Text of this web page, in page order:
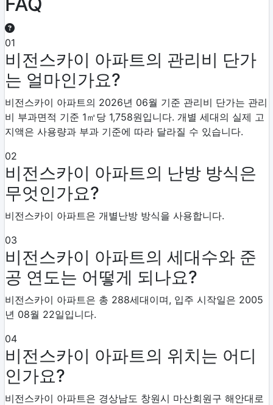
01
비전스카이 아파트의 관리비 단가
는 얼마인가요?
비전스카이 아파트의 2026년 06월 기준 관리비 단가는 관리
비 부과면적 기준 1㎡당 1,758원입니다. 개별 세대의 실제 고
지액은 사용량과 부과 기준에 따라 달라질 수 있습니다.
02
비전스카이 아파트의 난방 방식은
무엇인가요?
비전스카이 아파트은 개별난방 방식을 사용합니다.
03
비전스카이 아파트의 세대수와 준
공 연도는 어떻게 되나요?
비전스카이 아파트은 총 288세대이며, 입주 시작일은 2005
년 08월 22일입니다.
04
비전스카이 아파트의 위치는 어디
인가요?
비전스카이 아파트은 경상남도 창원시 마산회원구 해안대로